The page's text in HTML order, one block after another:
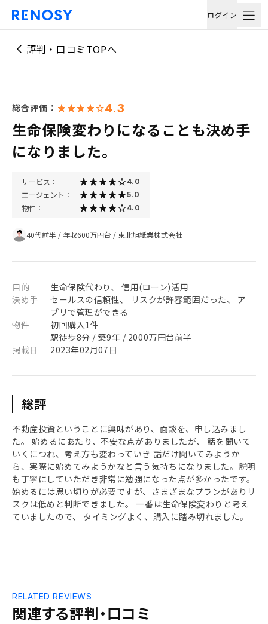
ログイン
評判・口コミTOPへ
総合評価： 4.3
生命保険変わりになることも決め手
になりました。
サービス： 4.0
エージェント： 5.0
物件： 4.0
40代前半 / 年収600万円台 / 東北旭紙業株式会社
目的
生命保険代わり、 信用(ローン)活用
決め手
セールスの信頼性、 リスクが許容範囲だった、 ア
プリで管理ができる
物件
初回購入1件
駅徒歩8分 / 築9年 / 2000万円台前半
掲載日
2023年02月07日
総評
不動産投資ということに興味があり、面談を、申し込みまし
た。 始めるにあたり、不安な点がありましたが、 話を聞いて
いくにつれ、考え方も変わっていき 話だけ聞いてみようか
ら、実際に始めてみようかなと言う気持ちになりました。説明
も丁寧にしていただき非常に勉強になった点が多かったです。
始めるには思い切りが必要ですが、さまざまなプランがありリ
スクは低めと判断できました。 一番は生命保険変わりと考え
ていましたので、 タイミングよく、購入に踏み切れました。
関連する評判・口コミ
RELATED REVIEWS